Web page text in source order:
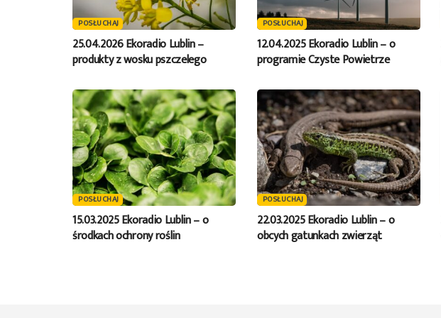
POSŁUCHAJ
25.04.2026 Ekoradio Lublin –
produkty z wosku pszczelego
POSŁUCHAJ
12.04.2025 Ekoradio Lublin – o
programie Czyste Powietrze
POSŁUCHAJ
15.03.2025 Ekoradio Lublin – o
środkach ochrony roślin
POSŁUCHAJ
22.03.2025 Ekoradio Lublin – o
obcych gatunkach zwierząt